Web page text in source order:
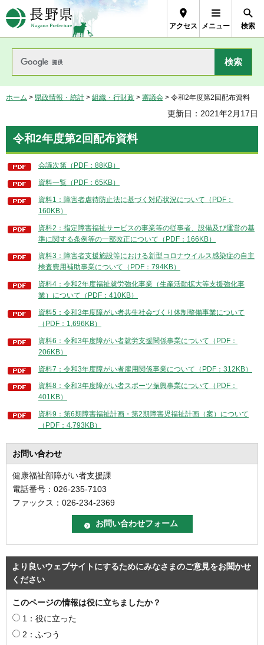
長野県Nagano Prefecture
アクセス メニュー 検索
ホーム > 県政情報・統計 > 組織・行財政 > 審議会 > 令和2年度第2回配布資料
更新日：2021年2月17日
令和2年度第2回配布資料
会議次第（PDF：88KB）
資料一覧（PDF：65KB）
資料1：障害者虐待防止法に基づく対応状況について（PDF：
160KB）
資料2：指定障害福祉サービスの事業等の従事者、設備及び運営の基
準に関する条例等の一部改正について（PDF：166KB）
資料3：障害者支援施設等における新型コロナウイルス感染症の自主
検査費用補助事業について（PDF：794KB）
資料4：令和2年度福祉就労強化事業（生産活動拡大等支援強化事
業）について（PDF：410KB）
資料5：令和3年度障がい者共生社会づくり体制整備事業について
（PDF：1,696KB）
資料6：令和3年度障がい者就労支援関係事業について（PDF：
206KB）
資料7：令和3年度障がい者雇用関係事業について（PDF：312KB）
資料8：令和3年度障がい者スポーツ振興事業について（PDF：
401KB）
資料9：第6期障害福祉計画・第2期障害児福祉計画（案）について
（PDF：4,793KB）
お問い合わせ
健康福祉部障がい者支援課
電話番号：026-235-7103
ファックス：026-234-2369
より良いウェブサイトにするためにみなさまのご意見をお聞かせ
ください
このページの情報は役に立ちましたか？
1：役に立った
2：ふつう